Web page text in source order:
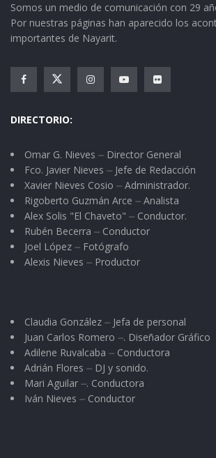
Somos un medio de comunicación con 29
Por nuestras páginas han aparecido los
importantes de Nayarit.
DIRECTORIO:
Omar G. Nieves ⏤ Director General
Fco. Javier Nieves ⏤ Jefe de Redacción
Xavier Nieves Cosio ⏤ Administrador.
Rigoberto Guzmán Arce ⏤ Analista
Alex Solis "El Chaveto" ⏤ Conductor.
Rubén Becerra ⏤ Conductor
Joel López ⏤ Fotógrafo
Alexis Nieves ⏤ Productor
Claudia González ⏤ Jefa de personal
Juan Carlos Romero ⏤. Diseñador Gráfico
Adilene Ruvalcaba ⏤ Conductora
Adrián Flores ⏤ DJ y sonido.
Mari Aguilar ⏤. Conductora
Iván Nieves ⏤ Conductor